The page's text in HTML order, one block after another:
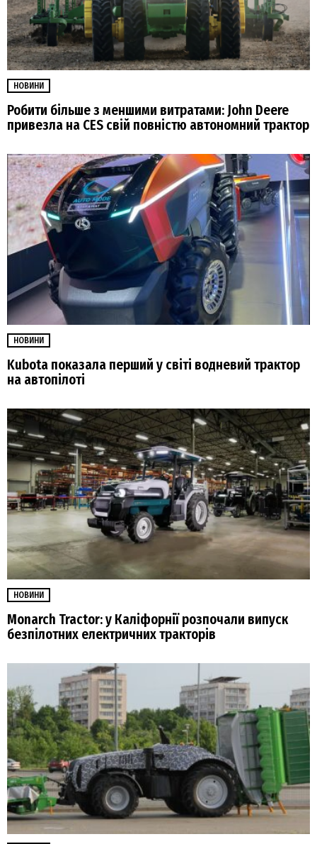
НОВИНИ
Робити більше з меншими витратами: John Deere
привезла на CES свій повністю автономний трактор
НОВИНИ
Kubota показала перший у світі водневий трактор
на автопілоті
НОВИНИ
Monarch Tractor: у Каліфорнії розпочали випуск
безпілотних електричних тракторів